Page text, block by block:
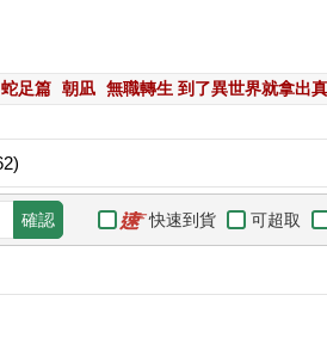
足篇 朝凪 無職轉生 到了異世界就拿出
確認 快速到貨 可超取